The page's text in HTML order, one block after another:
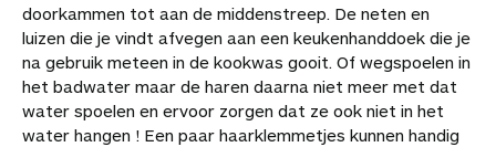
doorkammen tot aan de middenstreep. De neten en
luizen die je vindt afvegen aan een keukenhanddoek die je
na gebruik meteen in de kookwas gooit. Of wegspoelen in
het badwater maar de haren daarna niet meer met dat
water spoelen en ervoor zorgen dat ze ook niet in het
water hangen ! Een paar haarklemmetjes kunnen handig